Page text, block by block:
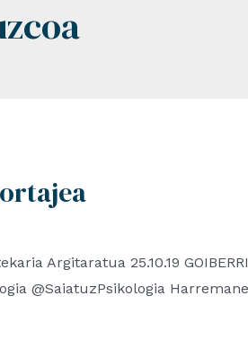
Argitaratua 25.10.19
@SaiatuzPsikologia